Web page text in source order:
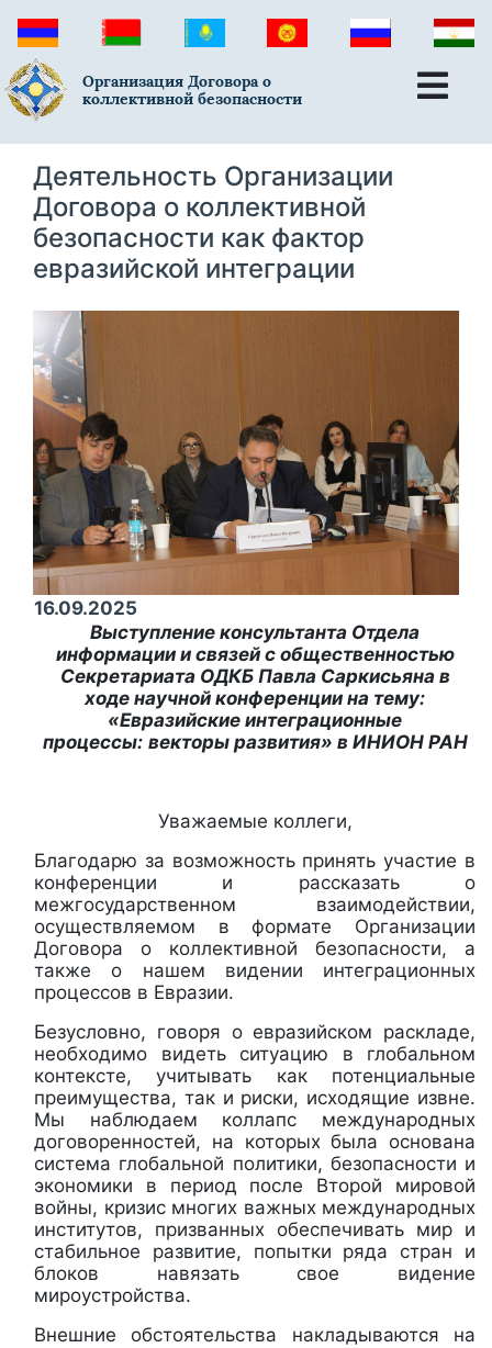
Организация Договора о
коллективной безопасности
Деятельность Организации
Договора о коллективной
безопасности как фактор
евразийской интеграции
16.09.2025
Выступление консультанта Отдела
информации и связей с общественностью
Секретариата ОДКБ Павла Саркисьяна в
ходе научной конференции на тему:
«Евразийские интеграционные
процессы: векторы развития» в ИНИОН РАН
Уважаемые коллеги,
Благодарю за возможность принять участие в
конференции и рассказать о
межгосударственном взаимодействии,
осуществляемом в формате Организации
Договора о коллективной безопасности, а
также о нашем видении интеграционных
процессов в Евразии.
Безусловно, говоря о евразийском раскладе,
необходимо видеть ситуацию в глобальном
контексте, учитывать как потенциальные
преимущества, так и риски, исходящие извне.
Мы наблюдаем коллапс международных
договоренностей, на которых была основана
система глобальной политики, безопасности и
экономики в период после Второй мировой
войны, кризис многих важных международных
институтов, призванных обеспечивать мир и
стабильное развитие, попытки ряда стран и
блоков навязать свое видение
мироустройства.
Внешние обстоятельства накладываются на